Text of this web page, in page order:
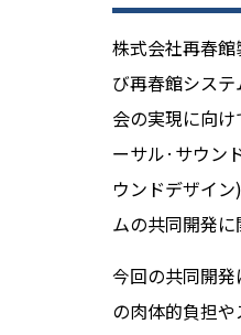
株式会社再春
び再春館シス
会の実現に向
ーサル·サウン
ウンドデザイ
ムの共同開発に
今回の共同開
の肉体的負担や